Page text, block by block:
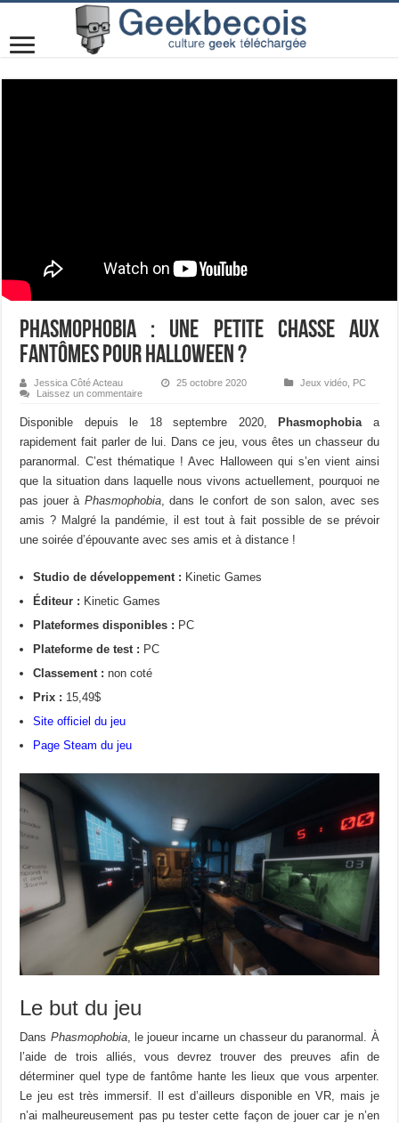
Phasmophobia : une petite chasse aux
fantômes pour Halloween ?
Jessica Côté Acteau 25 octobre 2020 Jeux vidéo, PC
Laissez un commentaire
Disponible depuis le 18 septembre 2020, Phasmophobiaa
rapidement fait parler de lui. Dans ce jeu, vous êtes un chasseur du
paranormal. C’est thématique ! Avec Halloween qui s’en vient ainsi
que la situation dans laquelle nous vivons actuellement, pourquoi ne
pas jouer à Phasmophobia, dans le confort de son salon, avec ses
amis ? Malgré la pandémie, il est tout à fait possible de se prévoir
une soirée d’épouvante avec ses amis et à distance !
Studio de développement : Kinetic Games
Éditeur : Kinetic Games
Plateformes disponibles : PC
Plateforme de test : PC
Classement : non coté
Prix : 15,49$
Site officiel du jeu
Page Steam du jeu
Le but du jeu
Dans Phasmophobia, le joueur incarne un chasseur du paranormal. À
l’aide de trois alliés, vous devrez trouver des preuves afin de
déterminer quel type de fantôme hante les lieux que vous arpenter.
Le jeu est très immersif. Il est d’ailleurs disponible en VR, mais je
n’ai malheureusement pas pu tester cette façon de jouer car je n’en